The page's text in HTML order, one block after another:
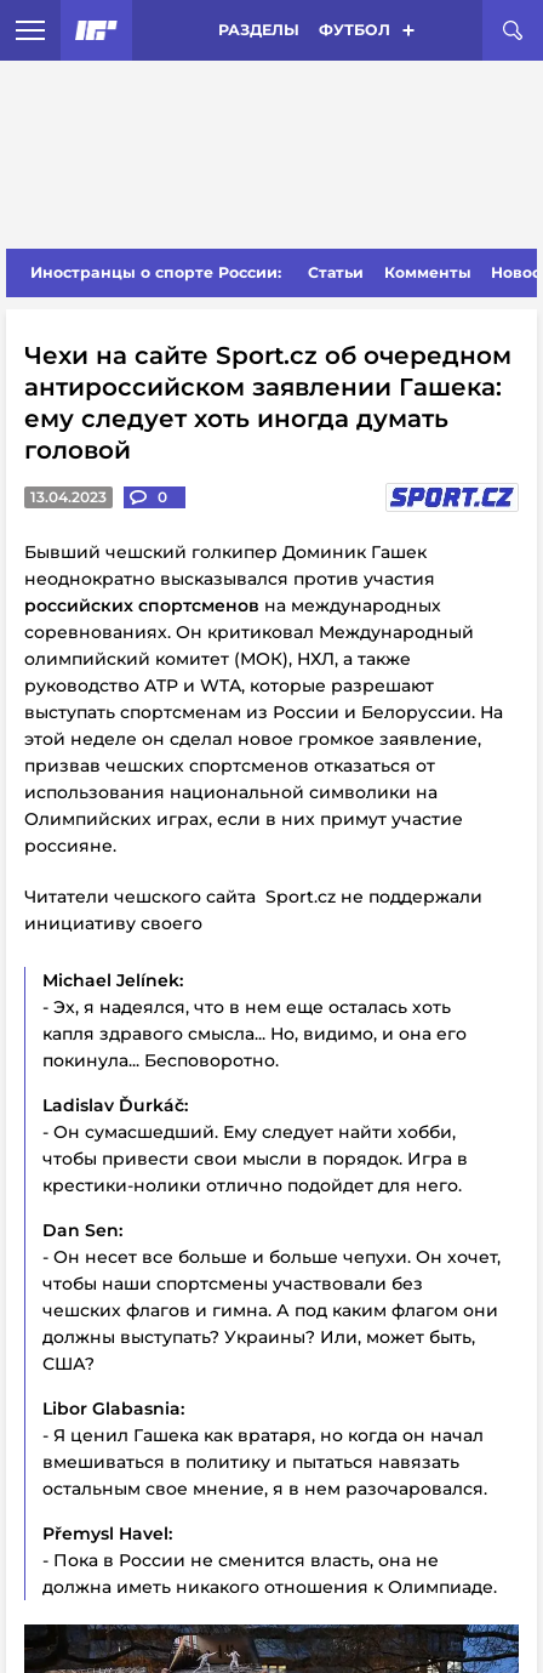
РАЗДЕЛЫ ФУТБОЛ
Иностранцы о спорте России: Статьи Комменты
Чехи на сайте Sport.cz об очередном
антироссийском заявлении Гашека:
ему следует хоть иногда думать
головой
13.04.2023 0
Бывший чешский голкипер Доминик Гашек
неоднократно высказывался против участия
российских спортсменов на международных
соревнованиях. Он критиковал Международный
олимпийский комитет (МОК), НХЛ, а также
руководство ATP и WTA, которые разрешают
выступать спортсменам из России и Белоруссии. На
этой неделе он сделал новое громкое заявление,
призвав чешских спортсменов отказаться от
использования национальной символики на
Олимпийских играх, если в них примут участие
россияне.
Читатели чешского сайта Sport.cz не поддержали
инициативу своего
Michael Jelínek:
- Эх, я надеялся, что в нем еще осталась хоть
капля здравого смысла... Но, видимо, и она его
покинула... Бесповоротно.
Ladislav Ďurkáč:
- Он сумасшедший. Ему следует найти хобби,
чтобы привести свои мысли в порядок. Игра в
крестики-нолики отлично подойдет для него.
Dan Sen:
- Он несет все больше и больше чепухи. Он хочет,
чтобы наши спортсмены участвовали без
чешских флагов и гимна. А под каким флагом они
должны выступать? Украины? Или, может быть,
США?
Libor Glabasnia:
- Я ценил Гашека как вратаря, но когда он начал
вмешиваться в политику и пытаться навязать
остальным свое мнение, я в нем разочаровался.
Přemysl Havel:
- Пока в России не сменится власть, она не
должна иметь никакого отношения к Олимпиаде.